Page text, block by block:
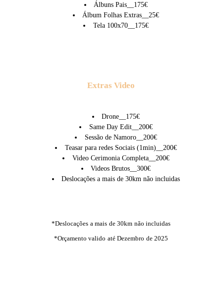
Álbuns Pais__175€
Álbum Folhas Extras__25€
Tela 100x70__175€
Extras Video
Drone__175€
Same Day Edit__200€
Sessão de Namoro__200€
Teasar para redes Sociais (1min)__200€
Video Cerimonia Completa__200€
Videos Brutos__300€
Deslocações a mais de 30km não incluidas
*Deslocações a mais de 30km não incluidas
*Orçamento valido até Dezembro de 2025